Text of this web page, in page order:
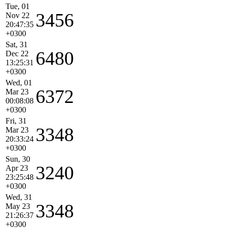
Tue, 01
Nov 22
20:47:35
+0300
3456
Sat, 31
Dec 22
13:25:31
+0300
6480
Wed, 01
Mar 23
00:08:08
+0300
6372
Fri, 31
Mar 23
20:33:24
+0300
3348
Sun, 30
Apr 23
23:25:48
+0300
3240
Wed, 31
May 23
21:26:37
+0300
3348